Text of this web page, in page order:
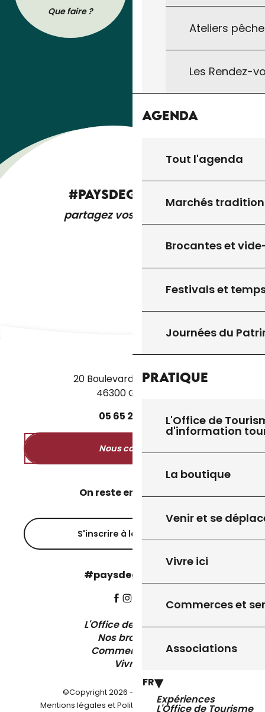
Ateliers
Les Rendez-
Agenda
Tout l'agenda
Marchés
Brocantes et
Festivals et
Journées du
Pratique
L'Office de
d'information
La boutique
Venir et se
Vivre ici
Commerces et
Associations
FR
Expériences
L'Office de Tourisme
Que faire ?
Tout pour préparer votre séjour : les
brochures de l’Office de Tourisme à
#PAYSDEGOURDON
partagez vos expériences
20 Boulevard des Martyrs
46300 Gourdon
05 65 27 50
Nous contacter
On reste en contact ?
S'inscrire à la newsletter
#paysdegourdon !
L'Office de Tourisme
Nos brochures
Comment venir ?
Vivre ici
©Copyright 2026 - Pays de Gourdon
Mentions légales et Politique de confidentialité-